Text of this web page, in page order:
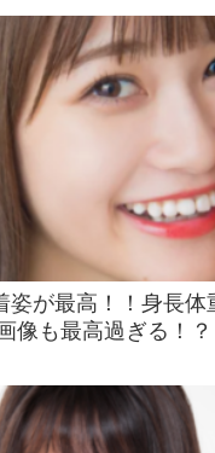
姿が最高！！身長体
像も最高過ぎる！？